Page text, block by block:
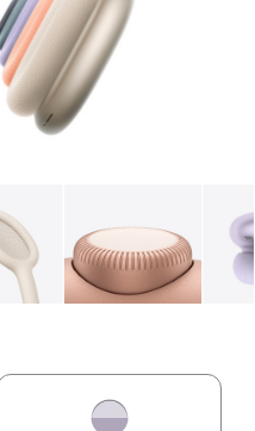
图像 图库 图像